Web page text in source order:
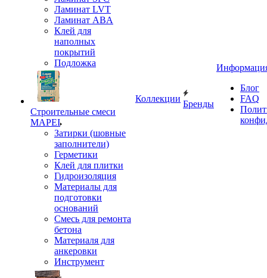
Ламинат LVT
Ламинат ABA
Клей для
наполных
покрытий
Подложка
Строительные смеси
MAPEI
Затирки (шовные
заполнители)
Герметики
Клей для плитки
Гидроизоляция
Материалы для
подготовки
оснований
Смесь для ремонта
бетона
Материаля для
анкеровки
Инструмент
Коллекции
Бренды
Блог
FAQ